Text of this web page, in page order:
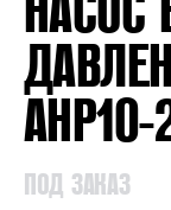
ПОД ЗАКАЗ